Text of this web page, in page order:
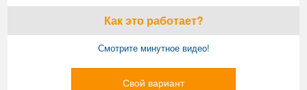
Как это работает?
Смотрите минутное видео!
Свой вариант